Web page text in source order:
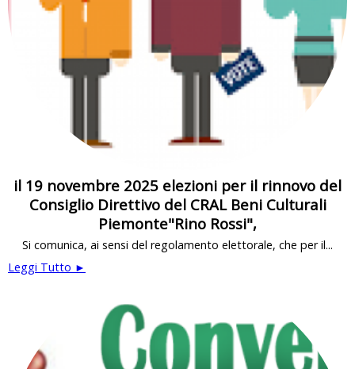
il 19 novembre 2025 elezioni per il rinnovo del
Consiglio Direttivo del CRAL Beni Culturali
Piemonte"Rino Rossi",
Si comunica, ai sensi del regolamento elettorale, che per il...
Leggi Tutto ►